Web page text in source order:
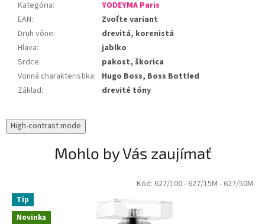
Kategória:
YODEYMA Paris
EAN:
Zvoľte variant
Druh vône:
drevitá, korenistá
Hlava:
jablko
Srdce:
pakost, škorica
Vonná charakteristika: Hugo Boss, Boss Bottled
Základ: drevité tóny
High-contrast mode
Mohlo by Vás zaujímať
Novinka
Tip
Kód: 627/100- 627/15M - 627/50M